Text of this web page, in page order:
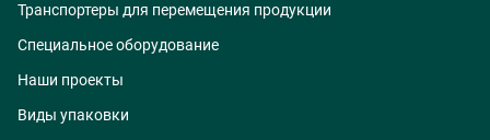
Транспортеры для перемещения продукции
Специальное оборудование
Наши проекты
Виды упаковки